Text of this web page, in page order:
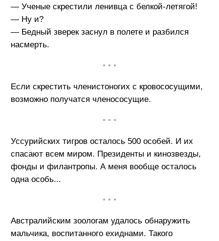
— Ученые скрестили ленивца с белкой-летягой!
— Ну и?
— Бедный зверек заснул в полете и разбился
насмерть.
• • •
Если скрестить членистоногих с кровососущими,
возможно получатся членососущие.
• • •
Уссурийских тигров осталось 500 особей. И их
спасают всем миром. Президенты и кинозвезды,
фонды и филантропы. А меня вообще осталось
одна особь...
• • •
Австралийским зоологам удалось обнаружить
мальчика, воспитанного ехиднами. Такого